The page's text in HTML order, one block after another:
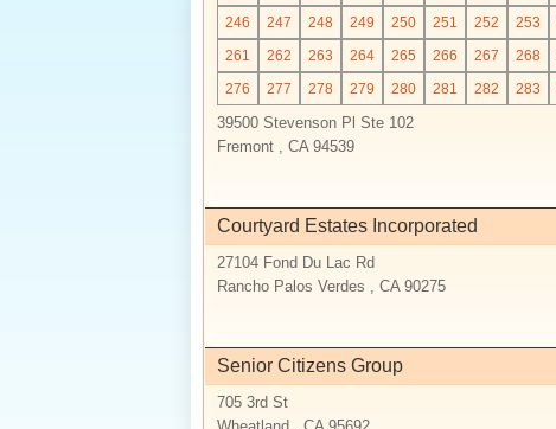
246
247 248 249 250 251 252 253
261
262 263 264 265 266 267 268
276
277 278 279 280 281 282 283
39500 Stevenson Pl Ste 102
Fremont , CA 94539
Courtyard Estates Incorporated
27104 Fond Du Lac Rd
Rancho Palos Verdes , CA 90275
Senior Citizens Group
705 3rd St